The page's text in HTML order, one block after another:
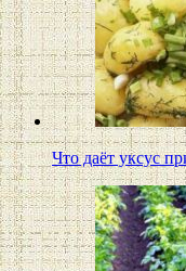
Что даёт уксус